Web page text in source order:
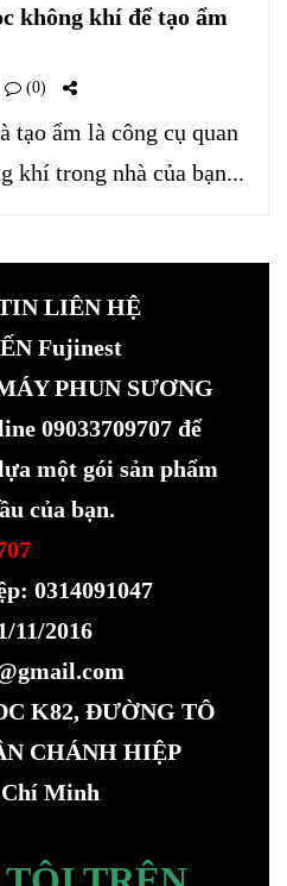
không khí để tạo ẩm
(0)
tạo ẩm là công cụ quan
khí trong nhà của bạn...
LIÊN HỆ
Fujinest
PHUN SƯƠNG
09033709707 để
một gói sản phẩm
của bạn.
0314091047
11/2016
K82, ĐƯỜNG TÔ
CHÁNH HIỆP
Chí Minh